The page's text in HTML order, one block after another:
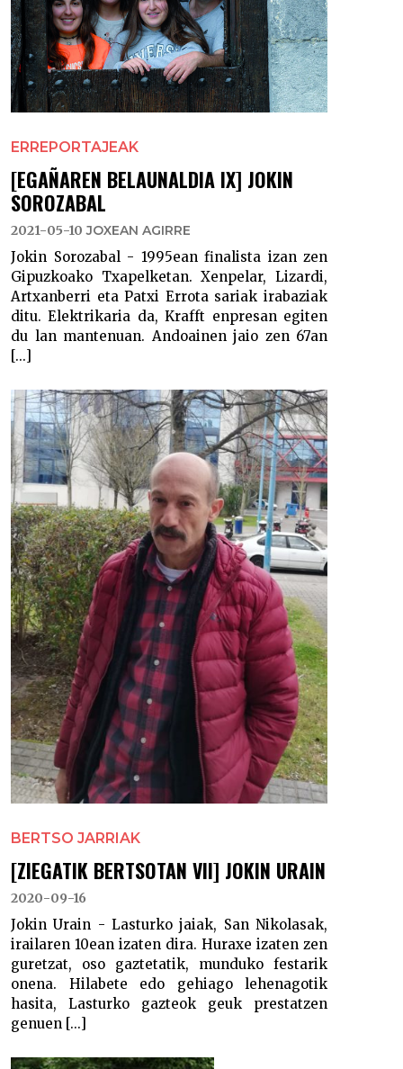
ERREPORTAJEAK
[EGAÑAREN BELAUNALDIA IX] JOKIN
SOROZABAL
2021-05-10 JOXEAN AGIRRE
Jokin Sorozabal - 1995ean finalista izan zen
Gipuzkoako Txapelketan. Xenpelar, Lizardi,
Artxanberri eta Patxi Errota sariak irabaziak
ditu. Elektrikaria da, Krafft enpresan egiten
du lan mantenuan. Andoainen jaio zen 67an
[...]
BERTSO JARRIAK
[ZIEGATIK BERTSOTAN VII] JOKIN URAIN
2020-09-16
Jokin Urain - Lasturko jaiak, San Nikolasak,
irailaren 10ean izaten dira. Huraxe izaten zen
guretzat, oso gaztetatik, munduko festarik
onena. Hilabete edo gehiago lehenagotik
hasita, Lasturko gazteok geuk prestatzen
genuen [...]